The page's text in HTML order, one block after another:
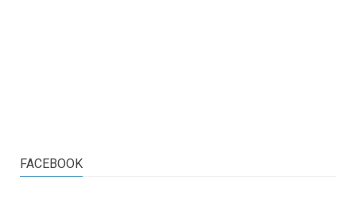
FACEBOOK